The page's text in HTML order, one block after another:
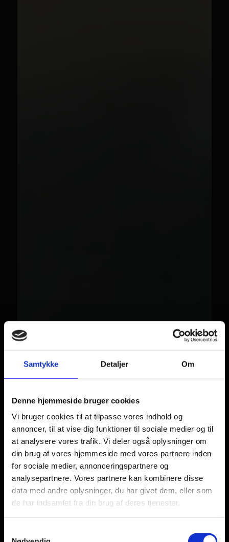
Samtykke Detaljer Om
Denne hjemmeside bruger cookies
Vi bruger cookies til at tilpasse vores indhold og
annoncer, til at vise dig funktioner til sociale medier og til
at analysere vores trafik. Vi deler også oplysninger om
din brug af vores hjemmeside med vores partnere inden
for sociale medier, annonceringspartnere og
analysepartnere. Vores partnere kan kombinere disse
data med andre oplysninger, du har givet dem, eller som
de har indsamlet fra din brug af deres tjenester.